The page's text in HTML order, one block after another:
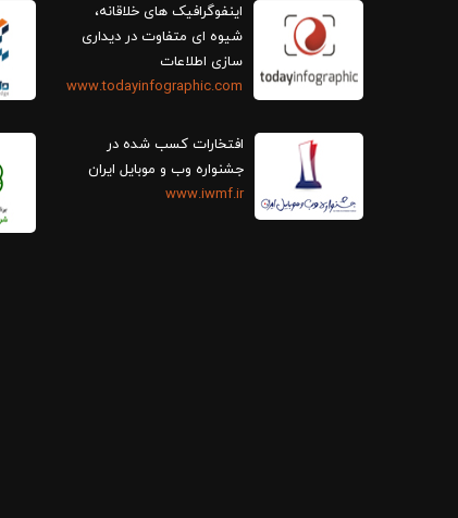
اینفوگرافیک های خلاقانه،
سازی اطلاعات
www.todayinfographic.com
افتخارات کسب شده در
جشنواره وب و موبایل ایران
www.iwmf.ir